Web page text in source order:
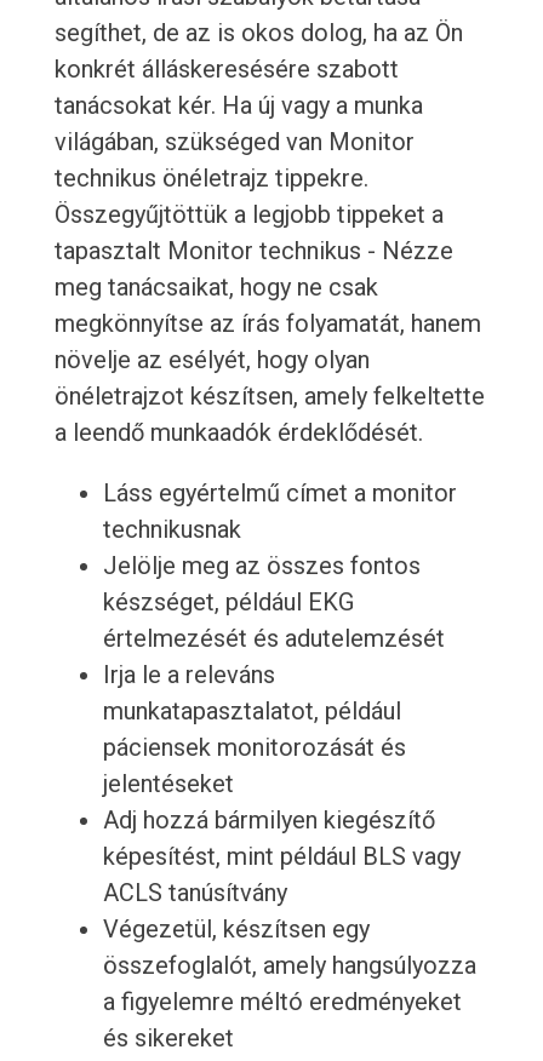
segíthet, de az is okos dolog, ha az Ön
konkrét álláskeresésére szabott
tanácsokat kér. Ha új vagy a munka
világában, szükséged van Monitor
technikus önéletrajz tippekre.
Összegyűjtöttük a legjobb tippeket a
tapasztalt Monitor technikus - Nézze
meg tanácsaikat, hogy ne csak
megkönnyítse az írás folyamatát, hanem
növelje az esélyét, hogy olyan
önéletrajzot készítsen, amely felkeltette
a leendő munkaadók érdeklődését.
Láss egyértelmű címet a monitor
technikusnak
Jelölje meg az összes fontos
készséget, például EKG
értelmezését és adutelemzését
Irja le a releváns
munkatapasztalatot, például
páciensek monitorozását és
jelentéseket
Adj hozzá bármilyen kiegészítő
képesítést, mint például BLS vagy
ACLS tanúsítvány
Végezetül, készítsen egy
összefoglalót, amely hangsúlyozza
a figyelemre méltó eredményeket
és sikereket